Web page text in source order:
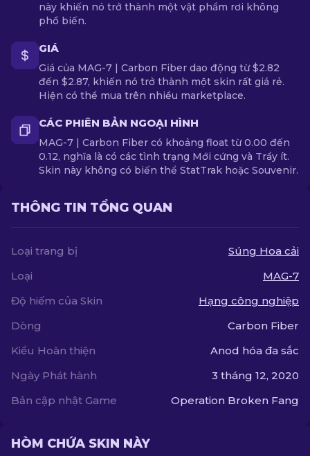
này khiến nó trở thành một vật phẩm rơi không
phổ biến.
GIÁ
Giá của MAG-7 | Carbon Fiber dao động từ $2.82
đến $2.87, khiến nó trở thành một skin rất giá rẻ.
Hiện có thể mua trên nhiều marketplace.
CÁC PHIÊN BẢN NGOẠI HÌNH
MAG-7 | Carbon Fiber có khoảng float từ 0.00 đến
0.12, nghĩa là có các tình trạng Mới cứng và Trầy ít.
Skin này không có biến thể StatTrak hoặc Souvenir.
THÔNG TIN TỔNG QUAN
Loại trang bị
Súng Hoa cải
Loại
MAG-7
Độ hiếm của Skin
Hạng công nghiệp
Dòng
Carbon Fiber
Kiểu Hoàn thiện
Anod hóa đa sắc
Ngày Phát hành
3 tháng 12, 2020
Bản cập nhật Game
Operation Broken Fang
HÒM CHỨA SKIN NÀY